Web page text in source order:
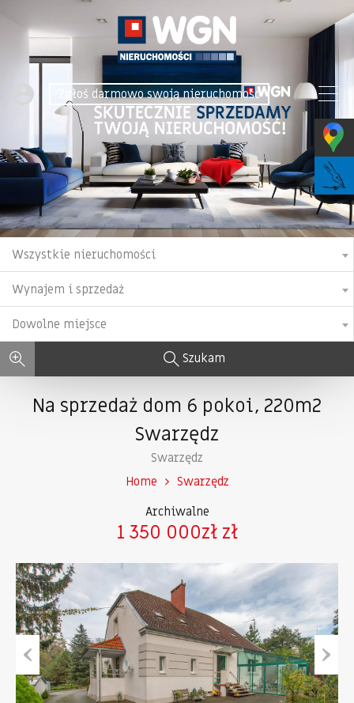
Zgłoś darmowo swoją nieruchomość
Wszystkie nieruchomości
Wynajem i sprzedaż
Dowolne miejsce
Szukam
Na sprzedaż dom 6 pokoi, 220m2
Swarzędz
Swarzędz
Home
Swarzędz
Archiwalne
1 350 000zł zł
Previous Next